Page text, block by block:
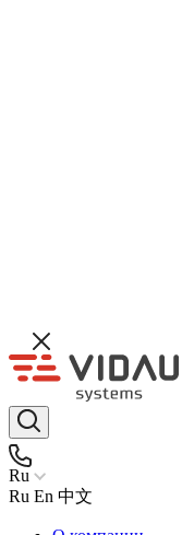
Ru
Ru En 中文